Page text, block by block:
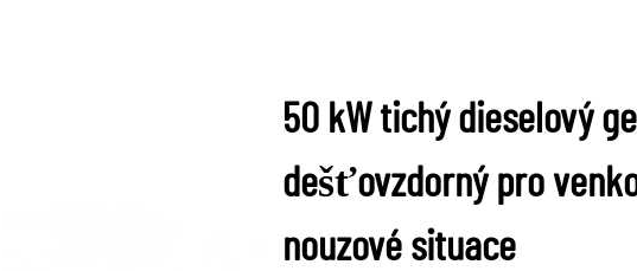
50 kW tichý dieselový
dešťovzdorný pro
nouzové situace